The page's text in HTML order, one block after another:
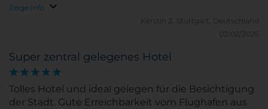
war sehr gemütlich eingerichtet und das gesamte
Zeige Info
Kerstin Z.
Stuttgart, Deutschland
02/02/2026
Super zentral gelegenes Hotel
Tolles Hotel und ideal gelegen für die Besichtigung
der Stadt. Gute Erreichbarkeit vom Flughafen aus